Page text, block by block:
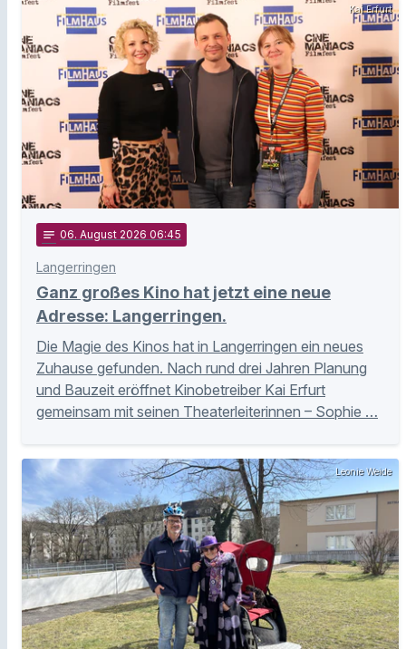
Kai Erfurt
notes 06. August 2026 06:45
Langerringen
Ganz großes Kino hat jetzt eine neue
Adresse: Langerringen.
Die Magie des Kinos hat in Langerringen ein neues
Zuhause gefunden. Nach rund drei Jahren Planung
und Bauzeit eröffnet Kinobetreiber Kai Erfurt
gemeinsam mit seinen Theaterleiterinnen – Sophie …
Leonie Weide